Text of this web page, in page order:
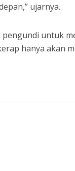
ujarnya.
untuk
hanya akan